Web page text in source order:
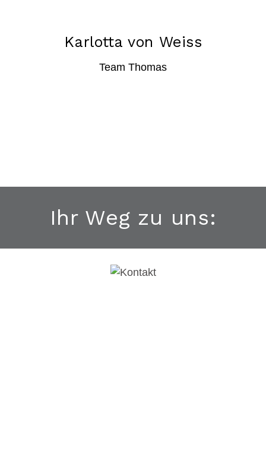
Karlotta von Weiss
Team Thomas
Ihr Weg zu uns: